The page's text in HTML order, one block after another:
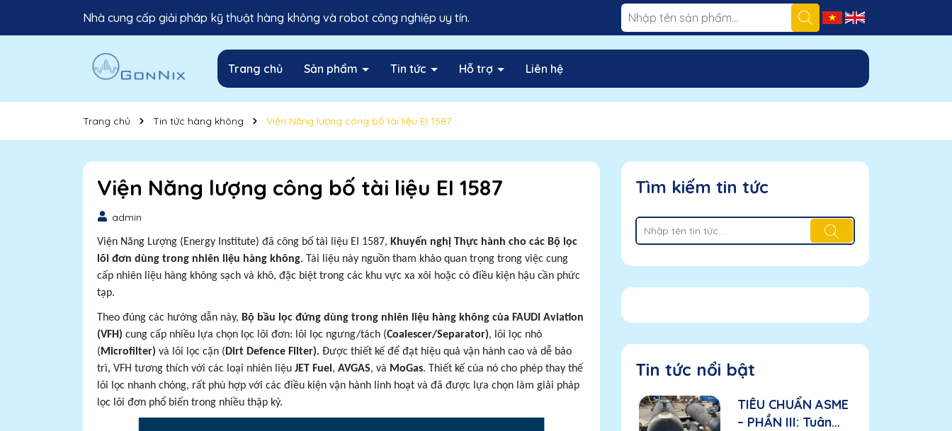
Nhà cung cấp giải pháp kỹ thuật hàng không và robot công nghiệp uy tín.
Trang chủ Sản phẩm Tin tức Hỗ trợ Liên hệ
Trang chủ Tin tức hàng không Viện Năng lượng công bố tài liệu EI 1587
Viện Năng lượng công bố tài liệu EI 1587
admin
Viện Năng Lượng (Energy Institute) đã công bố tài liệu EI 1587, Khuyến nghị Thực hành cho các Bộ lọc
lõi đơn dùng trong nhiên liệu hàng không. Tài liệu này nguồn tham khảo quan trọng trong việc cung
cấp nhiên liệu hàng không sạch và khô, đặc biệt trong các khu vực xa xôi hoặc có điều kiện hậu cần phức
tạp.
Theo đúng các hướng dẫn này, Bộ bầu lọc đứng dùng trong nhiên liệu hàng không của FAUDI Aviation
(VFH) cung cấp nhiều lựa chọn lọc lõi đơn: lõi lọc ngưng/tách (Coalescer/Separator), lõi lọc nhỏ
( Microfilter) và lõi lọc cặn ( Dirt Defence Filter). Được thiết kế để đạt hiệu quả vận hành cao và dễ bảo
trì, VFH tương thích với các loại nhiên liệu JET Fuel , AVGAS, và MoGas. Thiết kế của nó cho phép thay thế
lõi lọc nhanh chóng, rất phù hợp với các điều kiện vận hành linh hoạt và đã được lựa chọn làm giải pháp
lọc lõi đơn phổ biến trong nhiều thập kỷ.
Tìm kiếm tin tức
Tin tức nổi bật
TIÊU CHUẨN ASME
– PHẦN III: Tuân